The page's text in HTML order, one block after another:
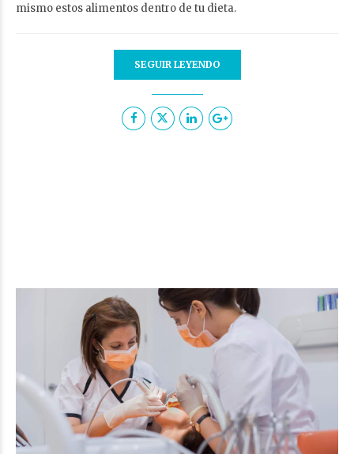
mismo estos alimentos dentro de tu dieta.
SEGUIR LEYENDO